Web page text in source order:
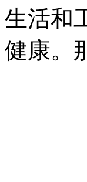
生活和
健康。